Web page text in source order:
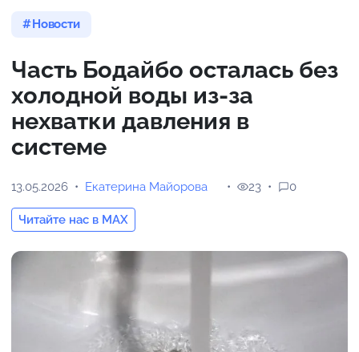
Новости
Часть Бодайбо осталась без
холодной воды из-за
нехватки давления в
системе
13.05.2026 Екатерина Майорова
Читайте нас в MAX
23 0